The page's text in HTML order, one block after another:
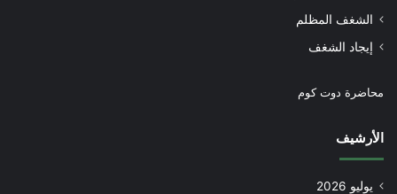
الشغف المظلم
إيجاد الشغف
محاضرة دوت كوم
الأرشيف
يوليو 2026